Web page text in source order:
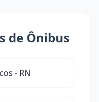
de Ônibus
- RN